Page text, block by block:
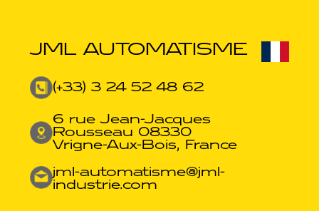
JML AUTOMATISME
(+33) 3 24 52 48 62
6 rue Jean-Jacques
Rousseau 08330
Vrigne-Aux-Bois, France
jml-automatisme@jml-
industrie.com